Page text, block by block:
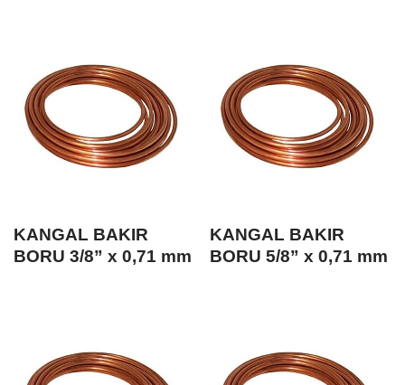
KANGAL BAKIR
BORU 3/8” x 0,71 mm
KANGAL BAKIR
BORU 5/8” x 0,71 mm